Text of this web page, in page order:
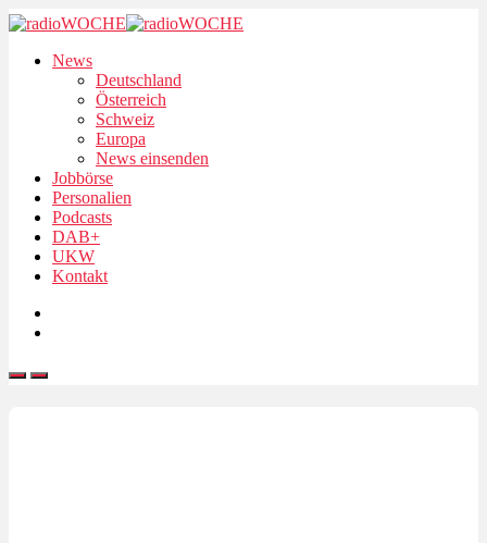
News
Deutschland
Österreich
Schweiz
Europa
News einsenden
Jobbörse
Personalien
Podcasts
DAB+
UKW
Kontakt